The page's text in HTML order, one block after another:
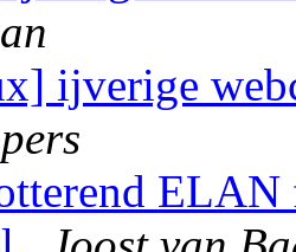
ijverige
ELAN